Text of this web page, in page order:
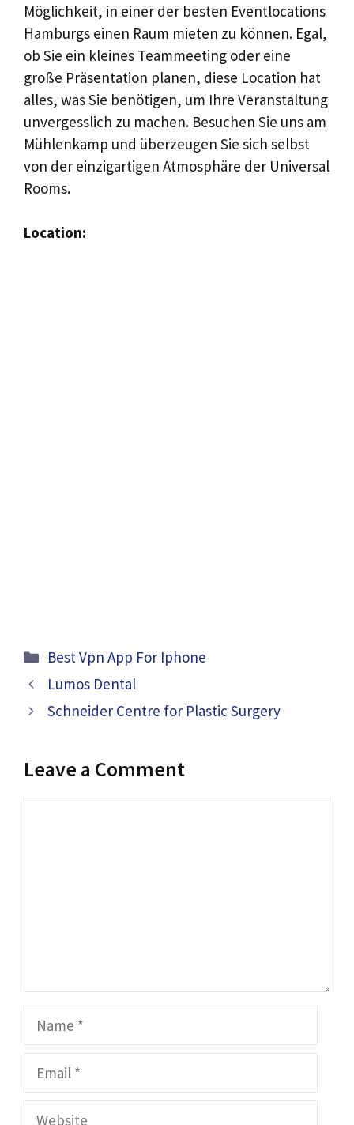
Möglichkeit, in einer der besten Eventlocations
Hamburgs einen Raum mieten zu können. Egal,
ob Sie ein kleines Teammeeting oder eine
große Präsentation planen, diese Location hat
alles, was Sie benötigen, um Ihre Veranstaltung
unvergesslich zu machen. Besuchen Sie uns am
Mühlenkamp und überzeugen Sie sich selbst
von der einzigartigen Atmosphäre der Universal
Rooms.
Location:
Categories
Best Vpn App For Iphone
Lumos Dental
Schneider Centre for Plastic Surgery
Leave a Comment
Name
Email
Website